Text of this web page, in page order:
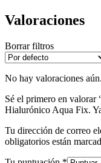
Valoraciones
Borrar filtros
No hay valoraciones aún.
Sé el primero en
Hialurónico Aqua Fix.
Tu dirección de correo
obligatorios están